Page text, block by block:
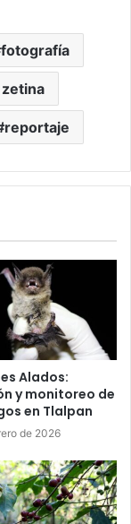
fotografía
reportaje
Alados:
y monitoreo de
en Tlalpan
de 2026